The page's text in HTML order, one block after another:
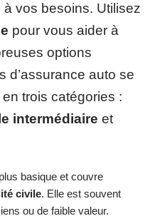
vos besoins. Utilisez
pour vous aider à
options
d’assurance auto se
trois catégories :
intermédiaire et
basique et couvre
civile. Elle est souvent
ou de faible valeur.